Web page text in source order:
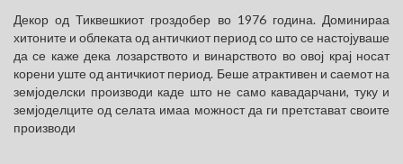
Декор од Тиквешкиот гроздобер во 1976 година. Доминираа
хитоните и облеката од античкиот период со што се настојуваше
да се каже дека лозарството и винарството во овој крај носат
корени уште од античкиот период. Беше атрактивен и саемот на
земјоделски производи каде што не само кавадарчани, туку и
земјоделците од селата имаа можност да ги претстават своите
производи